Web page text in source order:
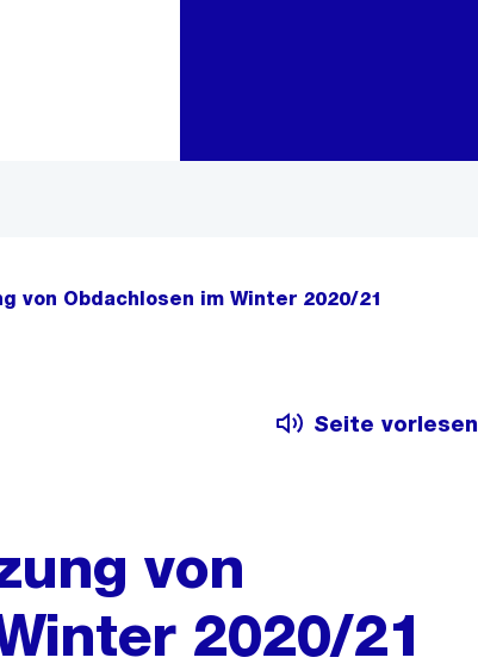
von Obdachlosen im Winter 2020/21
Seite vorlesen
von
2020/21